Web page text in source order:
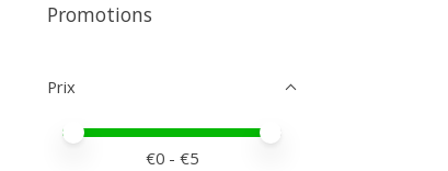
Promotions
Prix
Prix minimum
Price maximum value
€0 - €5